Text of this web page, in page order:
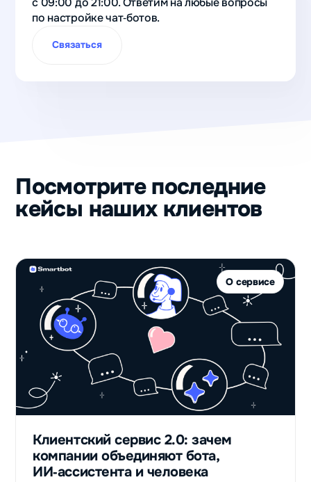
по настройке чат‑ботов.
Связаться
Посмотрите последние
кейсы наших клиентов
О сервисе
Клиентский сервис 2.0: зачем
компании объединяют бота,
ИИ‑ассистента и человека